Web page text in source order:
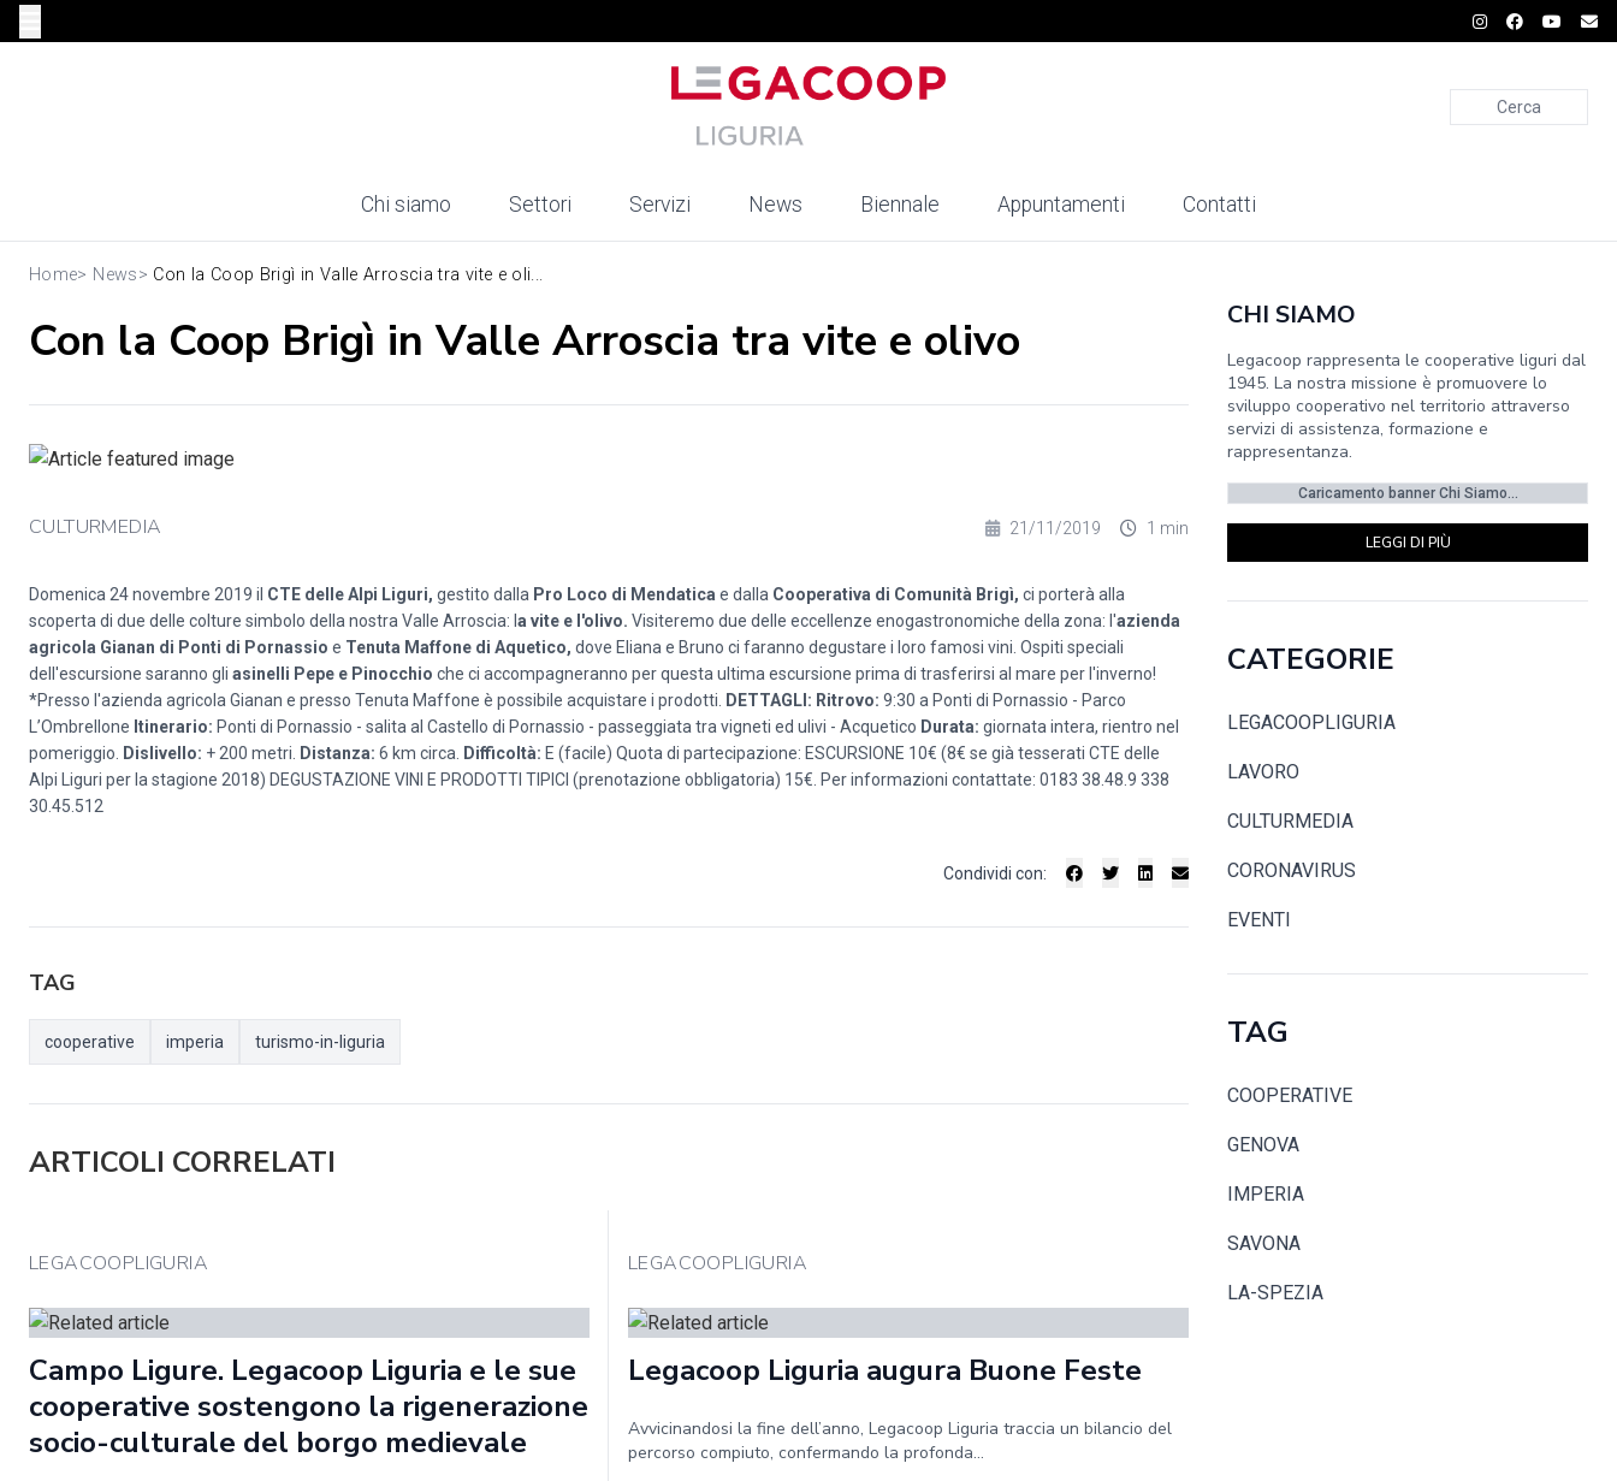
Cerca
Chi siamo Settori Servizi News Biennale Appuntamenti Contatti
Home> News> Con la Coop Brigì in Valle Arroscia tra vite e oli...
Con la Coop Brigì in Valle Arroscia tra vite e olivo
CULTURMEDIA 21/11/2019 1 min
Domenica 24 novembre 2019 il CTE delle Alpi Liguri, gestito dalla Pro Loco di Mendatica e dalla Cooperativa di Comunità Brigì, ci porterà alla
scoperta di due delle colture simbolo della nostra Valle Arroscia: l a vite e l'olivo. Visiteremo due delle eccellenze enogastronomiche della zona: l'azienda
agricola Gianan di Ponti di Pornassio e Tenuta Maffone di Aquetico, dove Eliana e Bruno ci faranno degustare i loro famosi vini. Ospiti speciali
dell'escursione saranno gli asinelli Pepe e Pinocchio che ci accompagneranno per questa ultima escursione prima di trasferirsi al mare per l'inverno!
*Presso l'azienda agricola Gianan e presso Tenuta Maffone è possibile acquistare i prodotti.
DETTAGLI: Ritrovo: 9:30 a Ponti di Pornassio - Parco
L’Ombrellone Itinerario: Ponti di Pornassio - salita al Castello di Pornassio - passeggiata tra vigneti ed ulivi - Acquetico Durata: giornata intera, rientro nel
pomeriggio.
Dislivello: + 200 metri. Distanza: 6 km circa. Difficoltà: E (facile) Quota di partecipazione: ESCURSIONE 10€ (8€ se già tesserati CTE delle
Alpi Liguri per la stagione 2018) DEGUSTAZIONE VINI E PRODOTTI TIPICI (prenotazione obbligatoria) 15€. Per informazioni contattate: 0183 38.48.9 338
30.45.512
Condividi con:
TAG
cooperative imperia turismo-in-liguria
ARTICOLI CORRELATI
LEGACOOPLIGURIA
Campo Ligure. Legacoop Liguria e le sue
cooperative sostengono la rigenerazione
socio-culturale del borgo medievale
LEGACOOPLIGURIA
Legacoop Liguria augura Buone Feste
Avvicinandosi la fine dell’anno, Legacoop Liguria traccia un bilancio del
percorso compiuto, confermando la profonda...
CHI SIAMO
Legacoop rappresenta le cooperative liguri dal
1945. La nostra missione è promuovere lo
sviluppo cooperativo nel territorio attraverso
servizi di assistenza, formazione e
rappresentanza.
Caricamento banner Chi Siamo...
LEGGI DI PIÙ
CATEGORIE
LEGACOOPLIGURIA
LAVORO
CULTURMEDIA
CORONAVIRUS
EVENTI
TAG
COOPERATIVE
GENOVA
IMPERIA
SAVONA
LA-SPEZIA